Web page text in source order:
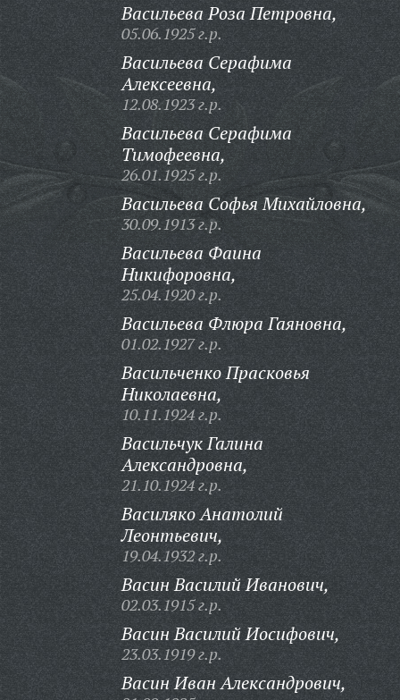
Васильева Роза Петровна,
05.06.1925 г.р.
Васильева Серафима
Алексеевна,
12.08.1923 г.р.
Васильева Серафима
Тимофеевна,
26.01.1925 г.р.
Васильева Софья Михайловна,
30.09.1913 г.р.
Васильева Фаина
Никифоровна,
25.04.1920 г.р.
Васильева Флюра Гаяновна,
01.02.1927 г.р.
Васильченко Прасковья
Николаевна,
10.11.1924 г.р.
Васильчук Галина
Александровна,
21.10.1924 г.р.
Василяко Анатолий
Леонтьевич,
19.04.1932 г.р.
Васин Василий Иванович,
02.03.1915 г.р.
Васин Василий Иосифович,
23.03.1919 г.р.
Васин Иван Александрович,